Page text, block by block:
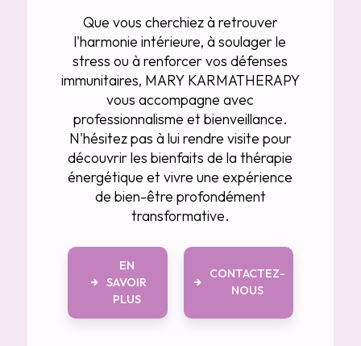
Que vous cherchiez à retrouver
l'harmonie intérieure, à soulager le
stress ou à renforcer vos défenses
immunitaires, MARY KARMATHERAPY
vous accompagne avec
professionnalisme et bienveillance.
N'hésitez pas à lui rendre visite pour
découvrir les bienfaits de la thérapie
énergétique et vivre une expérience
de bien-être profondément
transformative.
EN
SAVOIR
PLUS
CONTACTEZ-
NOUS